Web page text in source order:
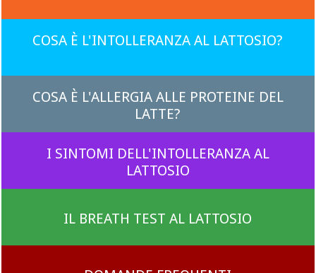
COSA È L'INTOLLERANZA AL LATTOSIO?
COSA È L'ALLERGIA ALLE PROTEINE DEL
LATTE?
I SINTOMI DELL'INTOLLERANZA AL
LATTOSIO
IL BREATH TEST AL LATTOSIO